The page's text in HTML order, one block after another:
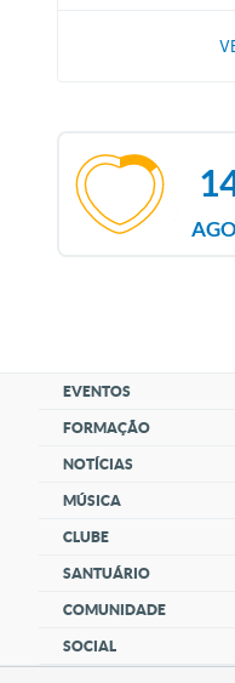
EVENTOS
FORMAÇÃO
NOTÍCIAS
MÚSICA
CLUBE
SANTUÁRIO
COMUNIDADE
SOCIAL